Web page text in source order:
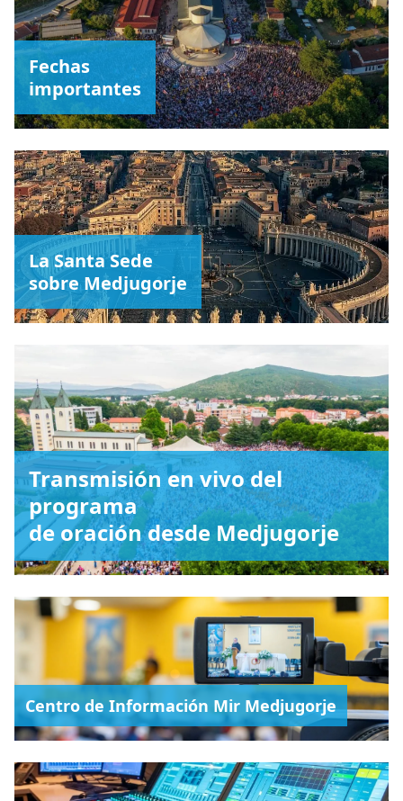
Fechas
importantes
La Santa Sede
sobre Medjugorje
Transmisión en vivo del
programa
de oración desde Medjugorje
Centro de Información Mir Medjugorje